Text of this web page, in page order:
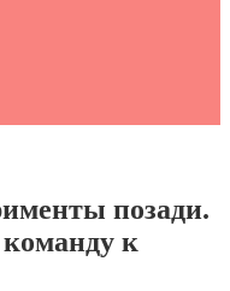
позади.
команду к